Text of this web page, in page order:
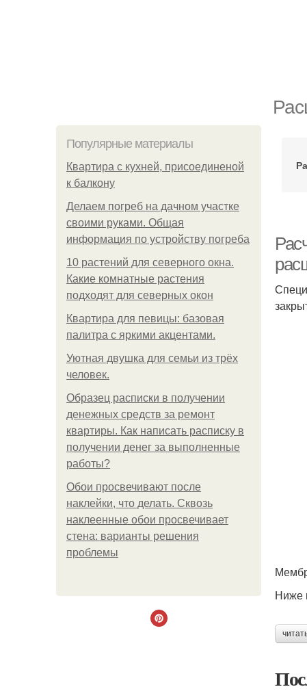
Популярные материалы
Квартира с кухней, присоединеной
к балкону
Делаем погреб на дачном участке
своими руками. Общая
информация по устройству погреба
10 растений для северного окна.
Какие комнатные растения
подходят для северных окон
Квартира для певицы: базовая
палитра с яркими акцентами.
Уютная двушка для семьи из трёх
человек.
Образец расписки в получении
денежных средств за ремонт
квартиры. Как написать расписку в
получении денег за выполненные
работы?
Обои просвечивают после
наклейки, что делать. Сквозь
наклеенные обои просвечивает
стена: варианты решения
проблемы
Ниже